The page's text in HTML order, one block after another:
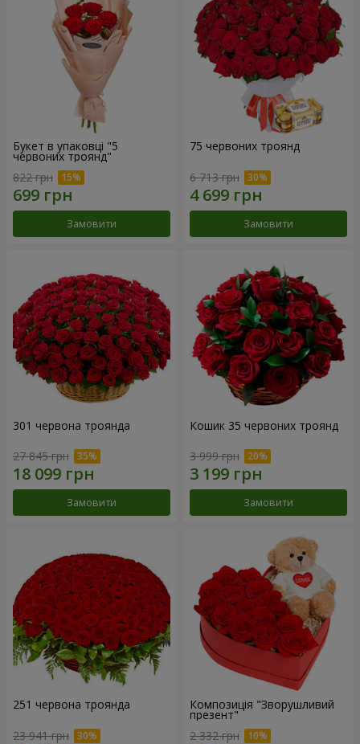
Букет в упаковці "5
червоних троянд"
822 грн
Замовити
75 червоних троянд
6 713 грн
Замовити
301 червона троянда
27 845 грн
Замовити
Кошик 35 червоних троянд
3 999 грн
Замовити
251 червона троянда
23 941 грн
Композиція "Зворушливий
презент"
2 332 грн